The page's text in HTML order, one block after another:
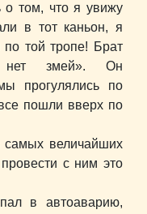
о том, что я увижу
в тот каньон, я
по той тропе! Брат
нет змей». Он
прогулялись по
пошли вверх по
величайших
с ним это
в автоаварию,